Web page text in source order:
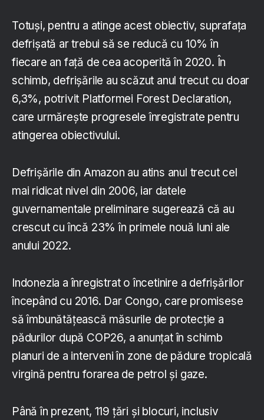
Totuși, pentru a atinge acest obiectiv, suprafața
defrișată ar trebui să se reducă cu 10% în
fiecare an față de cea acoperită în 2020. În
schimb, defrișările au scăzut anul trecut cu doar
6,3%, potrivit Platformei Forest Declaration,
care urmărește progresele înregistrate pentru
atingerea obiectivului.
Defrișările din Amazon au atins anul trecut cel
mai ridicat nivel din 2006, iar datele
guvernamentale preliminare sugerează că au
crescut cu încă 23% în primele nouă luni ale
anului 2022.
Indonezia a înregistrat o încetinire a defrișărilor
începând cu 2016. Dar Congo, care promisese
să îmbunătățească măsurile de protecție a
pădurilor după COP26, a anunțat în schimb
planuri de a interveni în zone de pădure tropicală
virgină pentru forarea de petrol și gaze.
Până în prezent, 119 țări și blocuri, inclusiv